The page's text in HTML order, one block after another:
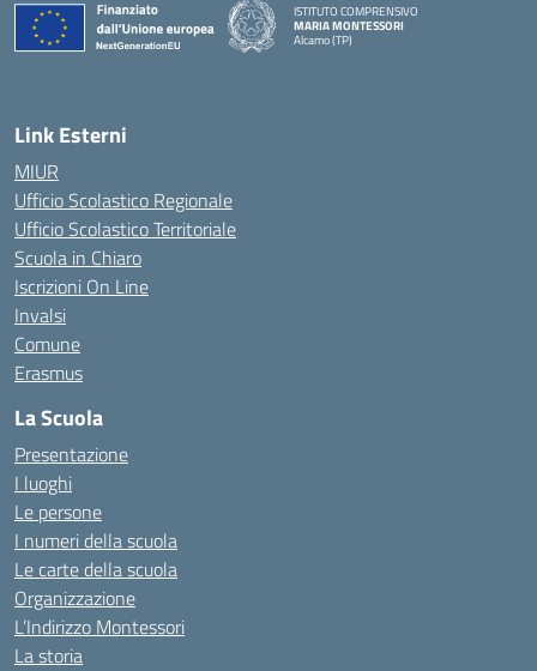
ISTITUTO COMPRENSIVO
MARIA MONTESSORI
Alcamo (TP)
Link Esterni
MIUR
Ufficio Scolastico Regionale
Ufficio Scolastico Territoriale
Scuola in Chiaro
Iscrizioni On Line
Invalsi
Comune
Erasmus
La Scuola
Presentazione
I luoghi
Le persone
I numeri della scuola
Le carte della scuola
Organizzazione
L’Indirizzo Montessori
La storia